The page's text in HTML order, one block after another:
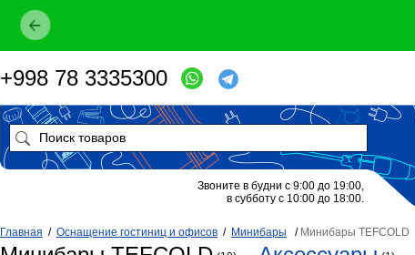
Главная / Оснащение гостиниц и офисов / Минибары / Минибары TEFCOLD
+998 78 3335300
Звоните в будни с 9:00 до 19:00,
в субботу с 10:00 до 18:00.